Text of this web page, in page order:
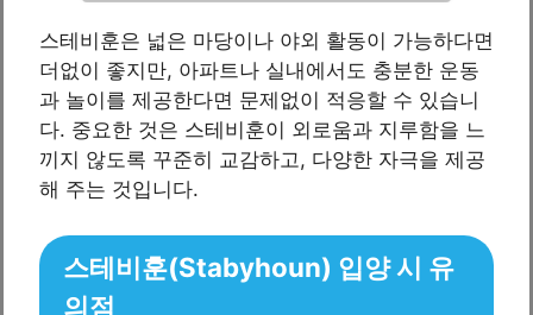
스테비훈은 넓은 마당이나 야외 활동이 가능하다면
더없이 좋지만, 아파트나 실내에서도 충분한 운동
과 놀이를 제공한다면 문제없이 적응할 수 있습니
다. 중요한 것은 스테비훈이 외로움과 지루함을 느
끼지 않도록 꾸준히 교감하고, 다양한 자극을 제공
해 주는 것입니다.
스테비훈(Stabyhoun) 입양 시 유
의점